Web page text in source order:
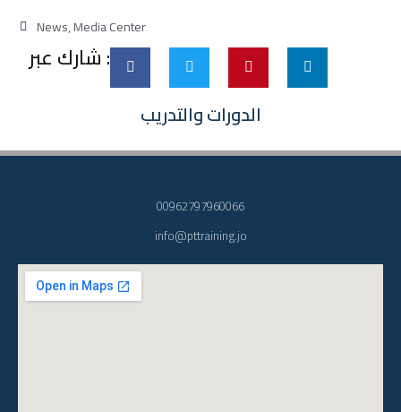
الدورات والتدريب
News,Media Center
شارك عبر :
00962797960066
info@pttraining.jo